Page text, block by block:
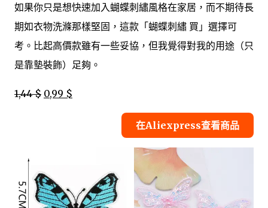
如果你只是想快速加入蝴蝶刺繡風格在家居，而不期待長
期如衣物洗滌那樣堅固，這款「蝴蝶刺繡 買」選擇可
考。比起高價款雖有一些妥協，但我覺得對我的用途（只
是靠墊裝飾）足夠。
1,44 $ 0,99 $
在Aliexpress查看商品